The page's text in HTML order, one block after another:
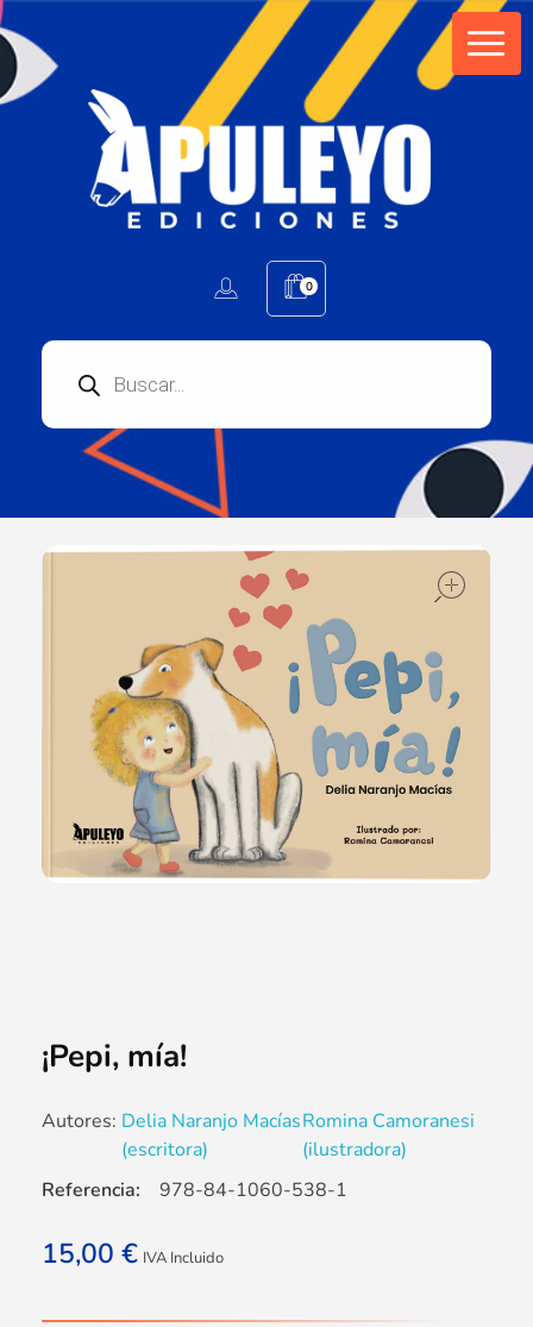
0
¡Pepi, mía!
Autores: Delia Naranjo Macías
(escritora)
Romina Camoranesi
(ilustradora)
15,00 € IVA Incluido
Referencia: 978-84-1060-538-1